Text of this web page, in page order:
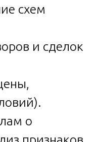
схем
и сделок
о